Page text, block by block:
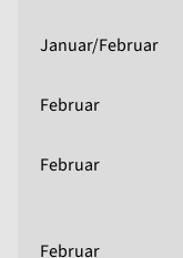
Januar/Februar
Februar
Februar
Februar